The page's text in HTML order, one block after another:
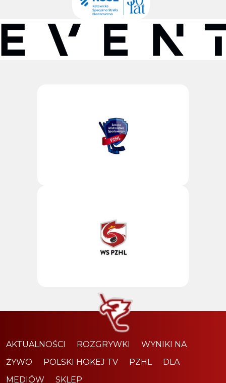
AKTUALNOŚCI ROZGRYWKI
WYNIKI NA
ŻYWO
POLSKI HOKEJ TV PZHL
DLA
MEDIÓW
SKLEP